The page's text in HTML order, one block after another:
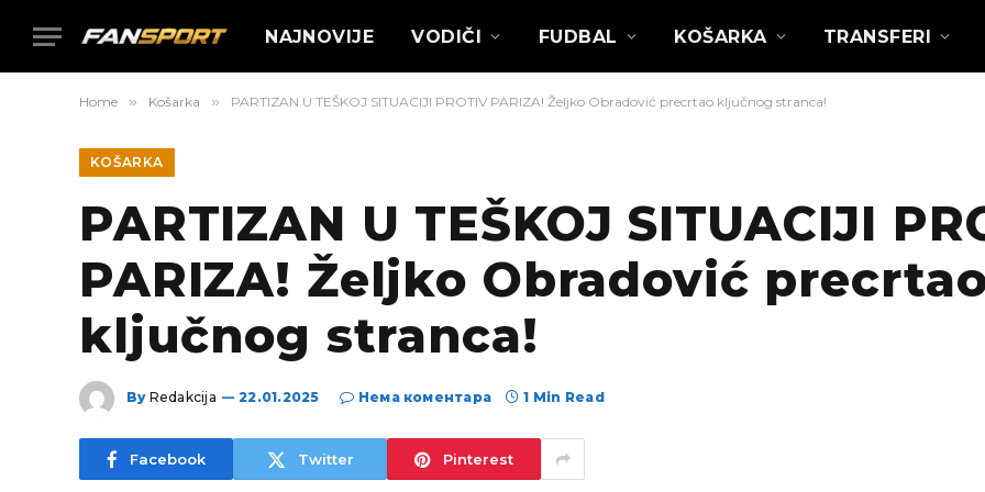
NAJNOVIJE VODIČI FUDBAL KOŠARKA TRANSFERI
Home » Košarka » PARTIZAN U TEŠKOJ SITUACIJI PROTIV PARIZA! Željko Obradović precrtao ključnog stranca!
KOŠARKA
PARTIZAN U TEŠKOJ SITUACIJI
PARIZA! Željko Obradović
ključnog stranca!
By Redakcija 22.01.2025 Нема коментара 1 Min Read
Facebook Twitter Pinterest